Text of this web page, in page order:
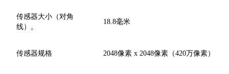
传感器大小（对角
线）。
18.8毫米
传感器规格 2048像素 x 2048像素（420万像素）